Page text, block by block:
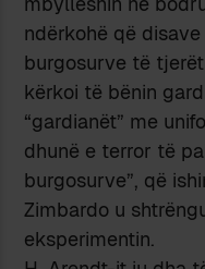
ndërkohë që
burgosurve të
kërkoi të bënin
“gardianët” me
dhunë e terror të
burgosurve”, që
Zimbardo u
eksperimentin.